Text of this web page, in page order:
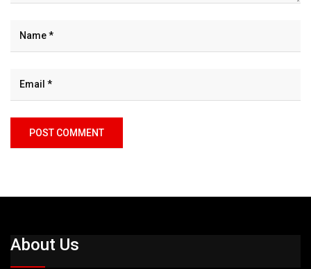
About Us